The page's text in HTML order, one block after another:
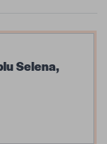
Selena,